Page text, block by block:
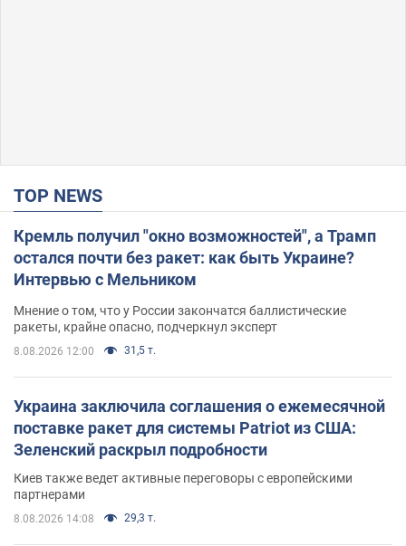
TOP NEWS
Кремль получил "окно возможностей", а Трамп
остался почти без ракет: как быть Украине?
Интервью с Мельником
Мнение о том, что у России закончатся баллистические
ракеты, крайне опасно, подчеркнул эксперт
8.08.2026 12:00 31,5 т.
Украина заключила соглашения о ежемесячной
поставке ракет для системы Patriot из США:
Зеленский раскрыл подробности
Киев также ведет активные переговоры с европейскими
партнерами
8.08.2026 14:08 29,3 т.